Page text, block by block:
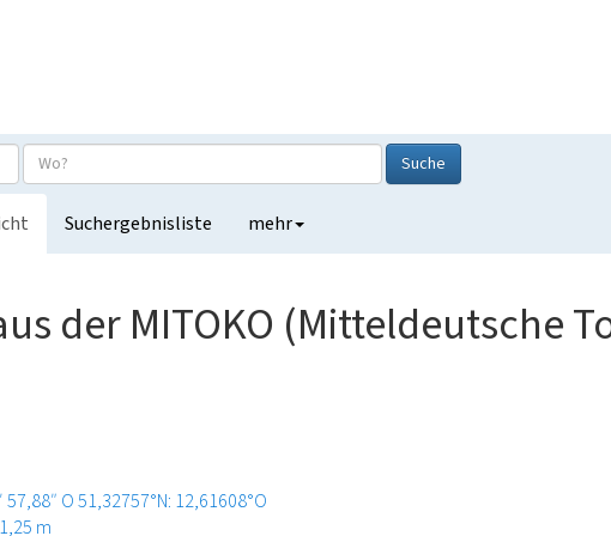
Suche
Suchergebnisliste mehr
der MITOKO (Mitteldeutsche
57,88″ O51,32757°N: 12,61608°O
m